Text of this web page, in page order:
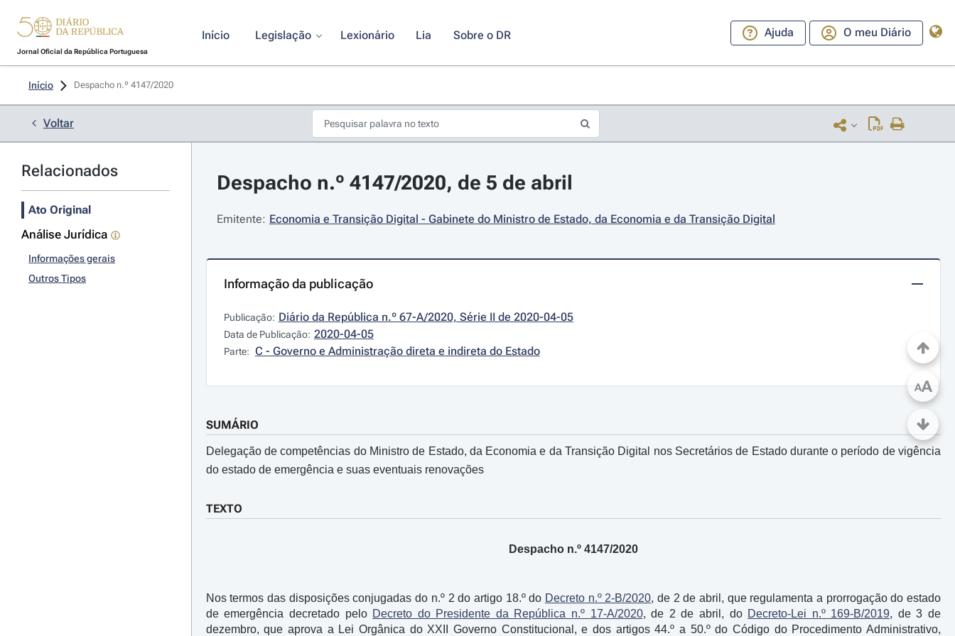
Jornal Oficial da República Portuguesa
Início Legislação Lexionário Lia Sobre o DR Ajuda O meu Diário
Início Despacho n.º 4147/2020
Voltar
Relacionados
Ato Original
Análise Jurídica
Informações gerais
Outros Tipos
Despacho n.º 4147/2020, de 5 de abril
Emitente: Economia e Transição Digital - Gabinete do Ministro de Estado, da Economia e da Transição Digital
Informação da publicação
Publicação: Diário da República n.º 67-A/2020, Série II de 2020-04-05
Data de Publicação: 2020-04-05
Parte: C - Governo e Administração direta e indireta do Estado
SUMÁRIO
Delegação de competências do Ministro de Estado, da Economia e da Transição Digital nos Secretários de Estado durante o período de vigência
do estado de emergência e suas eventuais renovações
TEXTO
Despacho n.º 4147/2020
Nos termos das disposições conjugadas do n.º 2 do artigo 18.º do Decreto n.º 2-B/2020, de 2 de abril, que regulamenta a prorrogação do estado
de emergência decretado pelo Decreto do Presidente da República n.º 17-A/2020, de 2 de abril, do Decreto-Lei n.º 169-B/2019, de 3 de
dezembro, que aprova a Lei Orgânica do XXII Governo Constitucional, e dos artigos 44.º a 50.º do Código do Procedimento Administrativo,
AA